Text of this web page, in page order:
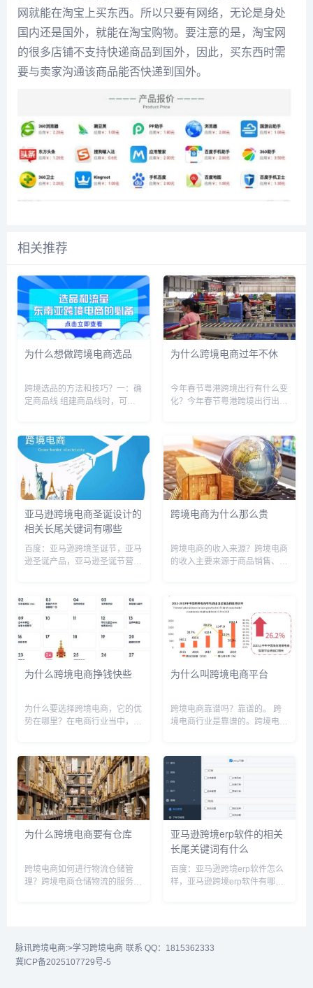
网就能在淘宝上买东西。所以只要有网络，无论是身处
国内还是国外，就能在淘宝购物。要注意的是，淘宝网
的很多店铺不支持快递商品到国外，因此，买东西时需
要与卖家沟通该商品能否快递到国外。
相关推荐
为什么想做跨境电商选品
跨境选品的方法和技巧？一：确
定商品线 组建商品线时，可以
利润商品，也就是核心商品，其
他是常态商品(补充性SKU ，互
相配合。 1 引流款：是...
为什么跨境电商过年不休
今年春节粤港跨境出行有什么变
化？今年春节粤港跨境出行出现
间，所有从中国内地前往香港的
旅客需要提前14天到达地区才
能入境。同时，需要向香港边
境...
亚马逊跨境电商圣诞设计的
相关长尾关键词有哪些
百度：亚马逊跨境圣诞节，亚马
逊圣诞产品，亚马逊圣诞节营
诞节打折吗，亚马逊圣诞节单量
马逊圣诞节购物高峰期，亚马逊
圣诞礼...
跨境电商为什么那么贵
跨境电商的收入来源？跨境电商
的收入主要来源于商品销售、服
销售利润。其次，跨境电商还通
过提供服务收取服务费，如物
流、支...
为什么跨境电商挣钱快些
为什么要选择跨境电商，它的优
势在哪里？在电商行业当中，熟
台的规则，亚马逊平台是重视商
品，轻店铺的特征。国内电商是
重视销量、店铺等级及评价等。
相对...
为什么叫跨境电商平台
跨境电商靠谱吗？靠谱的。 跨
境电商行业是靠谱的。跨境电商
年中国跨境电商市场规模6.05万
亿元，预计2021年市场规模将
达14.6万亿...
为什么跨境电商要有仓库
跨境电商如何进行物流仓储管
理？跨境电商仓储物流的服务，
的检疫口（因此仓库需要留两间
房给到...
亚马逊跨境erp软件的相关
长尾关键词有什么
百度：亚马逊跨境erp软件怎么
样，亚马逊跨境erp软件有哪
统，亚马逊erp系统有...
脉讯跨境电商:>学习跨境电商 联系 QQ：1815362333
冀ICP备2025107729号-5